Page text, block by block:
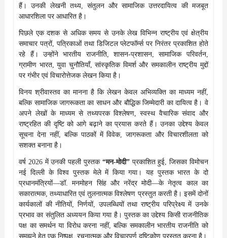
हैं। उनकी लेखनी तथ्य, संतुलन और सामाजिक उत्तरदायित्व की मजबूत
आधारशिला पर आधारित है।
पिछले एक दशक से अधिक समय से उनके लेख विभिन्न राष्ट्रीय एवं क्षेत्रीय
समाचार पत्रों, पत्रिकाओं तथा डिजिटल प्लेटफॉर्म्स पर निरंतर प्रकाशित होते
रहे हैं। उन्होंने भारतीय राजनीति, शासन-प्रशासन, सामाजिक परिवर्तन,
ग्रामीण भारत, युवा चुनौतियाँ, सांस्कृतिक विमर्श और समकालीन राष्ट्रीय मुद्दों
पर गंभीर एवं विचारोत्तेजक लेखन किया है।
विनय श्रीवास्तव का मानना है कि लेखन केवल अभिव्यक्ति का माध्यम नहीं,
बल्कि सामाजिक जागरूकता का साधन और बौद्धिक जिम्मेदारी का दायित्व है। वे
अपने लेखों के माध्यम से तथ्यपरक विश्लेषण, स्वस्थ वैचारिक संवाद और
राष्ट्रहित की दृष्टि को आगे बढ़ाने का प्रयास करते हैं। उनका उद्देश्य केवल
सूचना देना नहीं, बल्कि पाठकों में विवेक, जागरूकता और विचारशीलता को
सशक्त बनाना है।
वर्ष 2026 में उनकी पहली पुस्तक “मन-मोदी”प्रकाशित हुई, जिसका विमोचन
नई दिल्ली के विश्व पुस्तक मेले में किया गया। यह पुस्तक भारत के दो
प्रधानमंत्रियों—डॉ. मनमोहन सिंह और नरेंद्र मोदी—के नेतृत्व काल का
सकारात्मक, तथ्याधारित एवं तुलनात्मक विश्लेषण प्रस्तुत करती है। इसमें दोनों
कार्यकालों की नीतियों, निर्णयों, उपलब्धियों तथा राष्ट्रीय परिप्रेक्ष्य में उनके
प्रभाव का संतुलित अध्ययन किया गया है। पुस्तक का उद्देश्य किसी राजनीतिक
पक्ष का समर्थन या विरोध करना नहीं, बल्कि समकालीन भारतीय राजनीति को
समझने हेतु एक निष्पक्ष, रचनात्मक और विचारपूर्ण दृष्टिकोण प्रस्तुत करना है।